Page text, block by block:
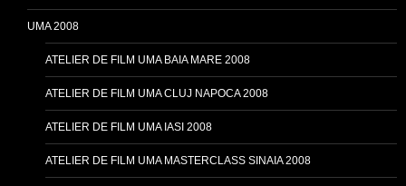
UMA 2008
ATELIER DE FILM UMA BAIA MARE 2008
ATELIER DE FILM UMA CLUJ NAPOCA 2008
ATELIER DE FILM UMA IASI 2008
ATELIER DE FILM UMA MASTERCLASS SINAIA 2008